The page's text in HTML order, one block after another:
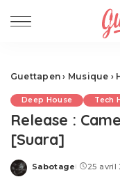
Guettapen › Musique ›
Deep House Tech
Release :
[Suara]
Posted
Sabotage 25 avril